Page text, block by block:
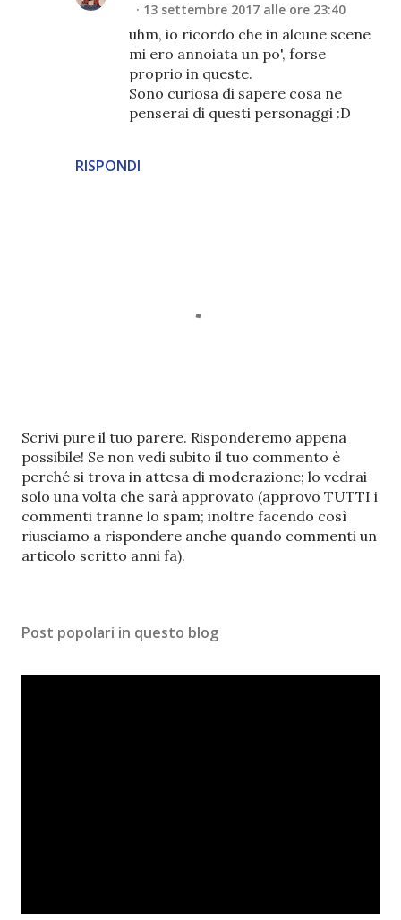
RISPONDI
13 settembre 2017 alle ore 23:40
uhm, io ricordo che in alcune scene
mi ero annoiata un po', forse
proprio in queste.
Sono curiosa di sapere cosa ne
penserai di questi personaggi :D
P
o
s
t
a
u
n
m
n
Scrivi pure il tuo parere. Risponderemo appena
possibile! Se non vedi subito il tuo commento è
perché si trova in attesa di moderazione; lo vedrai
solo una volta che sarà approvato (approvo TUTTI i
commenti tranne lo spam; inoltre facendo così
riusciamo a rispondere anche quando commenti un
articolo scritto anni fa).
Post popolari in questo blog